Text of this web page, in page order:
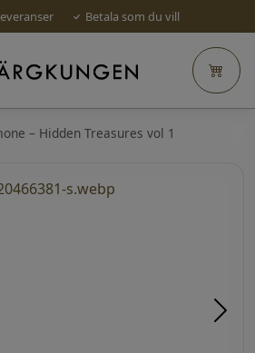
Betala som du vill
– Hidden Treasures vol 1